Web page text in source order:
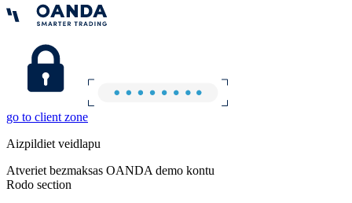
go to client zone
Aizpildiet veidlapu
Atveriet bezmaksas OANDA demo kontu
Rodo section